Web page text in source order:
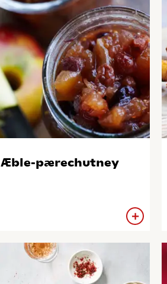
Æble-pærechutney